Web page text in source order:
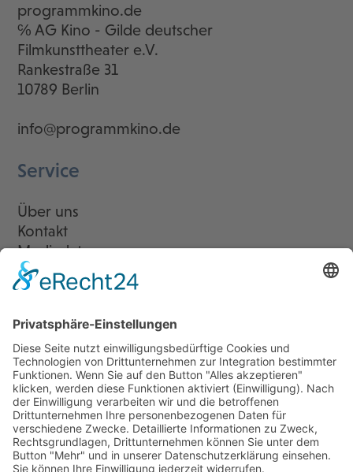
programmkino.de
℅ AG Kino - Gilde deutscher
Filmkunsttheater e.V.
Rankestraße 31
10789 Berlin
info@programmkino.de
Service
Über uns
Kontakt
Mediadaten
Newsletter
LogIn
Legal
Impressum
Datenschutzerklärung
Cookie-Einstellungen